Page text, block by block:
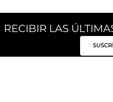
RECIBIR LAS